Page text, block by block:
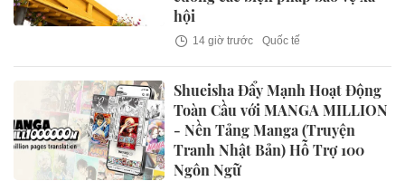
hội
14 giờ trước Quốc tế
Shueisha Đẩy Mạnh Hoạt Động
Toàn Cầu với MANGA MILLION
- Nền Tảng Manga (Truyện
Tranh Nhật Bản) Hỗ Trợ 100
Ngôn Ngữ